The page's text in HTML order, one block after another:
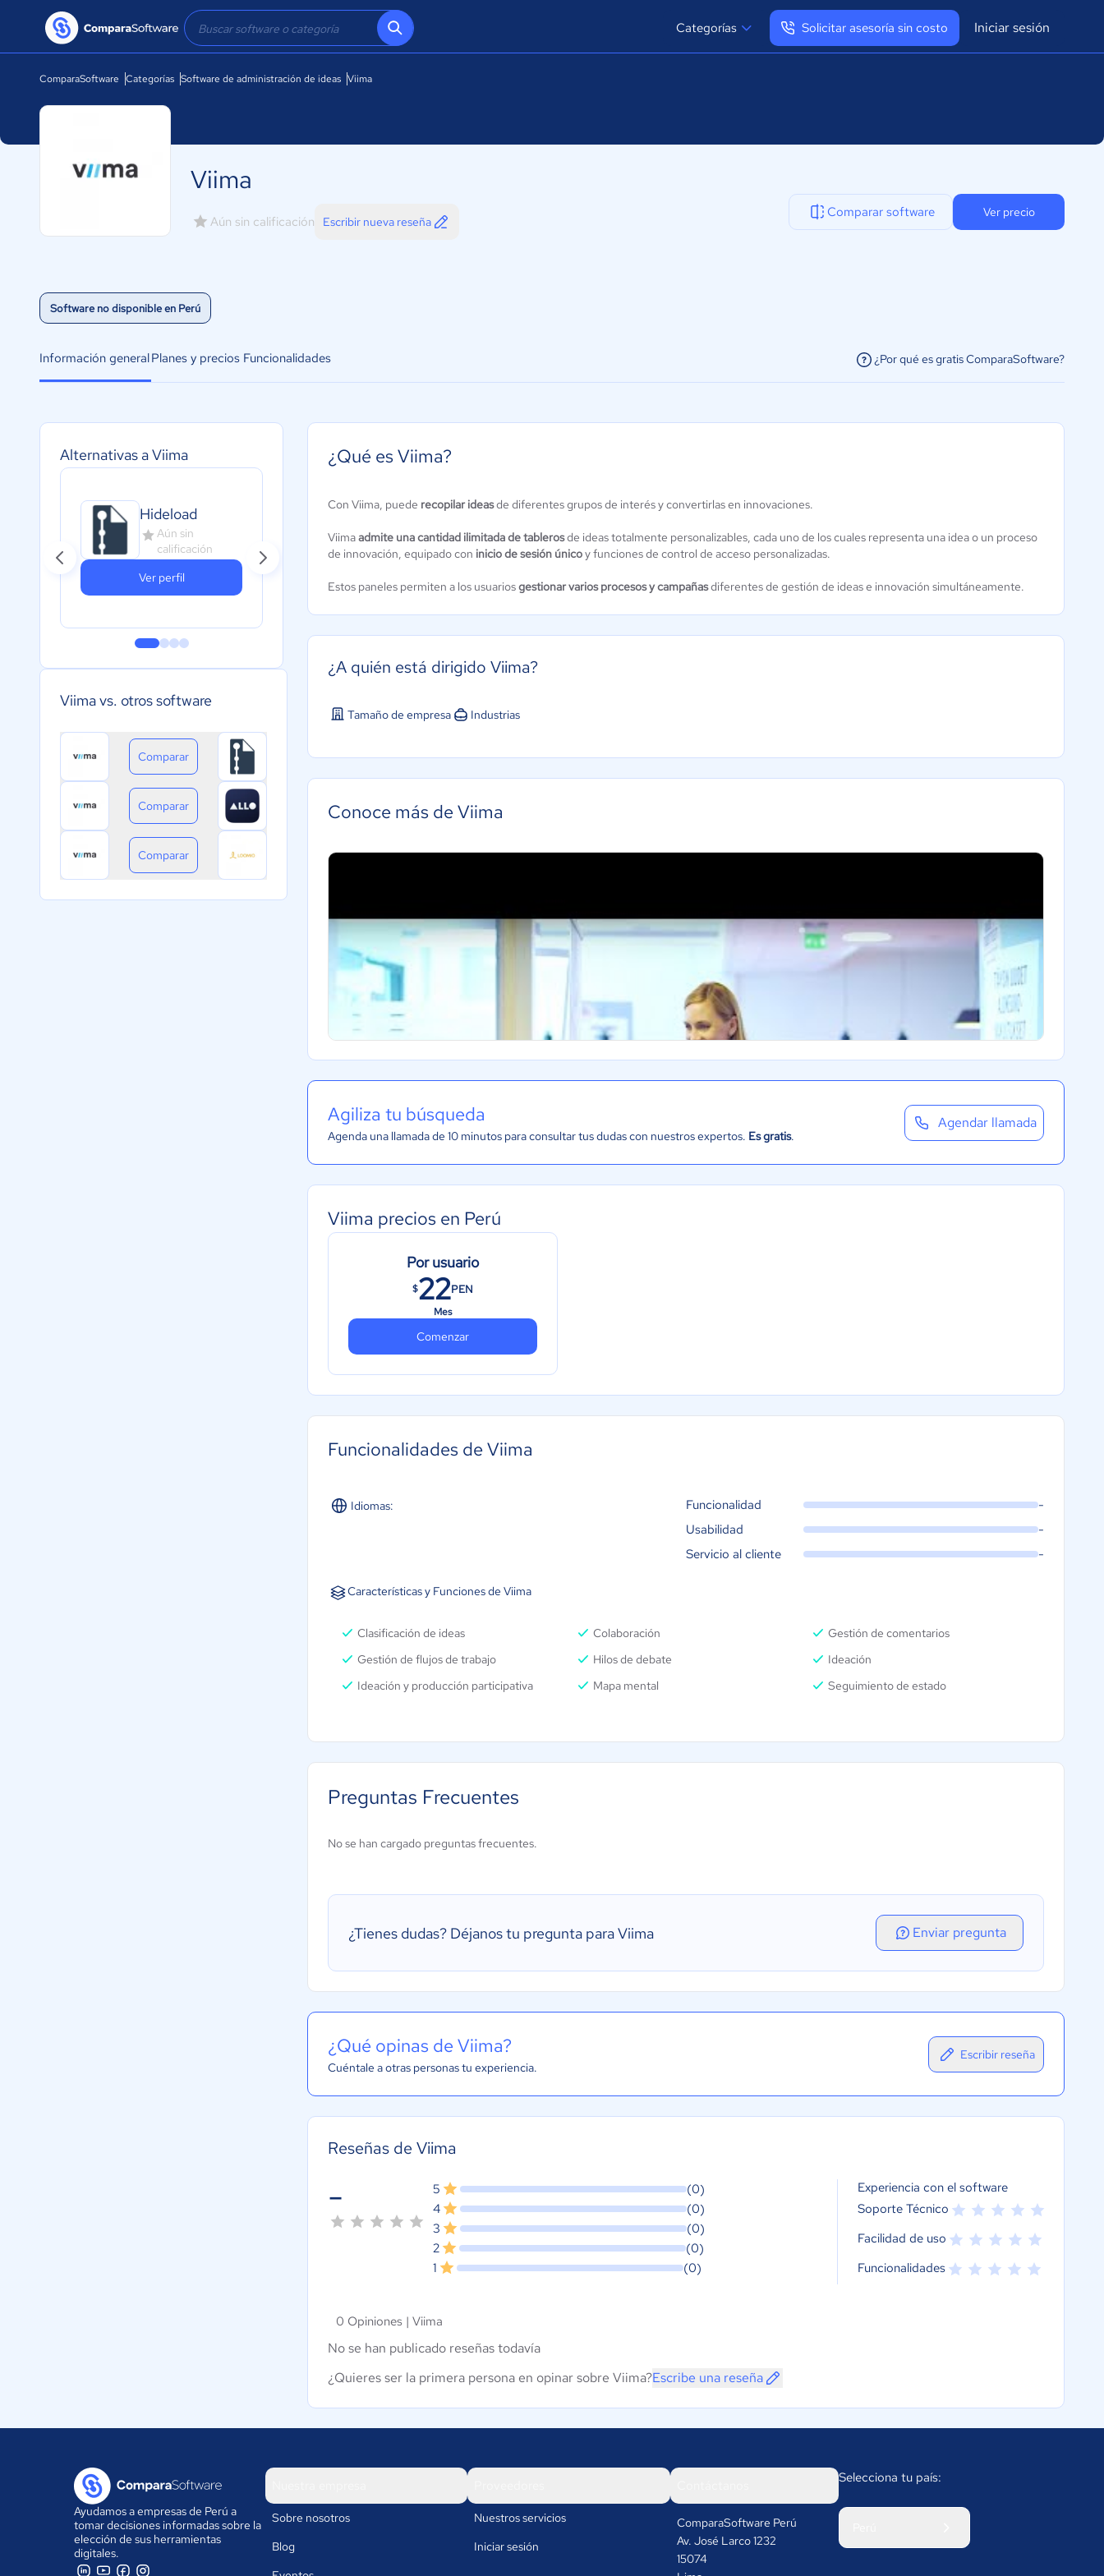
Categorías Solicitar asesoría sin costo Iniciar sesión
ComparaSoftware Categorías Software de administración de ideas Viima
Viima
Aún sin calificación Escribir nueva reseña
Comparar software Ver precio
Software no disponible en Perú
Información generalPlanes y precios Funcionalidades ¿Por qué es gratis ComparaSoftware?
Alternativas a Viima
Hideload
Aún sin
calificación
Ver perfil
ALLO
Aún sin
calificación
Loomio
Aún sin
calificación
Accept Mission
Aún sin
calificación
Viima vs. otros software
Comparar
Comparar
Comparar
¿Qué es Viima?
Con Viima, puede recopilar ideasde diferentes grupos de interés y convertirlas en innovaciones.
Viimaadmite una cantidad ilimitada de tablerosde ideas totalmente personalizables, cada uno de los cuales representa una idea o un proceso
de innovación, equipado con inicio de sesión únicoy funciones de control de acceso personalizadas.
Estos paneles permiten a los usuariosgestionar varios procesos y campañasdiferentes de gestión de ideas e innovación simultáneamente.
¿A quién está dirigido Viima?
Tamaño de empresa Industrias
Conoce más de Viima
Agiliza tu búsqueda
Agenda una llamada de 10 minutos para consultar tus dudas con nuestros expertos. Es gratis.
Agendar llamada
Viima precios en Perú
Por usuario
$22PEN
Mes
Comenzar
Funcionalidades de Viima
Idiomas: Funcionalidad
-
Usabilidad
-
Servicio al cliente
-
Características y Funciones de Viima
Clasificación de ideas Colaboración
Gestión de comentarios
Gestión de flujos de trabajo
Hilos de debate
Ideación
Ideación y producción participativa
Mapa mental Seguimiento de estado
Preguntas Frecuentes
No se han cargado preguntas frecuentes.
¿Tienes dudas? Déjanos tu pregunta para Viima Enviar pregunta
¿Qué opinas de Viima?
Cuéntale a otras personas tu experiencia.
Escribir reseña
Reseñas de Viima
- 5
(0)
4
(0)
3
(0)
2
(0)
1
(0)
Experiencia con el software
Soporte Técnico
Facilidad de uso
Funcionalidades
0 Opiniones | Viima
No se han publicado reseñas todavía
¿Quieres ser la primera persona en opinar sobre Viima?Escribe una reseña
Ayudamos a empresas de Perú a
tomar decisiones informadas sobre la
elección de sus herramientas
digitales.
Sobre nosotros
Blog
Nuestros servicios
Iniciar sesión
ComparaSoftware Perú
Av. José Larco 1232
15074
Selecciona tu país: